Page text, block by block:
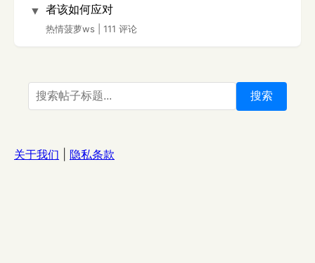
▼ 者该如何应对
热情菠萝ws 111 评论
搜索
关于我们 隐私条款